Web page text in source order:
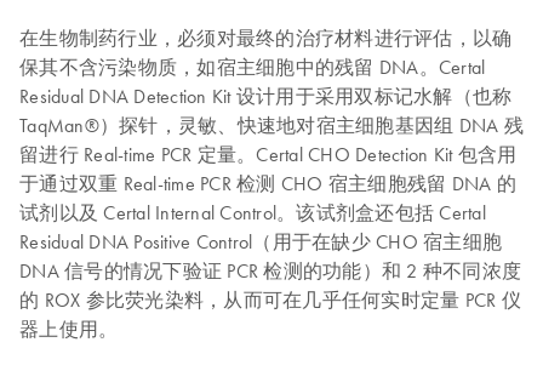
在生物制药行业，必须对最终的治疗材料进行评估，以确
保其不含污染物质，如宿主细胞中的残留 DNA。Certal
Residual DNA Detection Kit 设计用于采用双标记水解（也称
TaqMan®）探针，灵敏、快速地对宿主细胞基因组 DNA 残
留进行 Real-time PCR 定量。Certal CHO Detection Kit 包含用
于通过双重 Real-time PCR 检测 CHO 宿主细胞残留 DNA 的
试剂以及 Certal Internal Control。该试剂盒还包括 Certal
Residual DNA Positive Control（用于在缺少 CHO 宿主细胞
DNA 信号的情况下验证 PCR 检测的功能）和 2 种不同浓度
的 ROX 参比荧光染料，从而可在几乎任何实时定量 PCR 仪
器上使用。